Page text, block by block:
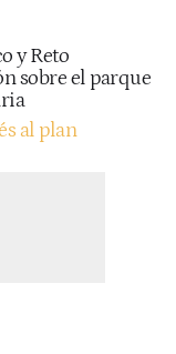
y Reto
sobre el parque
al plan